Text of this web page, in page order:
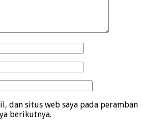
dan situs web saya pada peramban
berikutnya.